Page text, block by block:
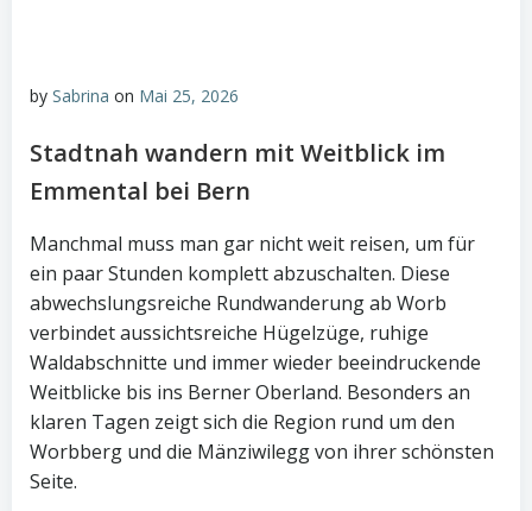
by Sabrina on Mai 25, 2026
Stadtnah wandern mit Weitblick im
Emmental bei Bern
Manchmal muss man gar nicht weit reisen, um für
ein paar Stunden komplett abzuschalten. Diese
abwechslungsreiche Rundwanderung ab Worb
verbindet aussichtsreiche Hügelzüge, ruhige
Waldabschnitte und immer wieder beeindruckende
Weitblicke bis ins Berner Oberland. Besonders an
klaren Tagen zeigt sich die Region rund um den
Worbberg und die Mänziwilegg von ihrer schönsten
Seite.